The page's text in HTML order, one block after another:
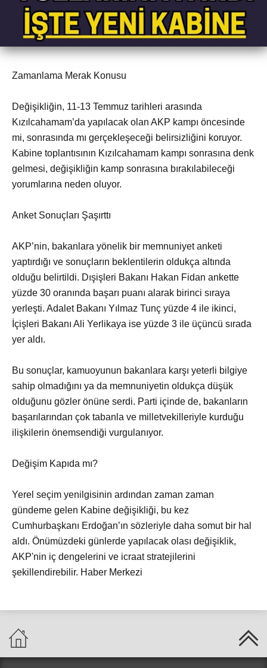
Zamanlama Merak Konusu
Değişikliğin, 11-13 Temmuz tarihleri arasında
Kızılcahamam’da yapılacak olan AKP kampı öncesinde
mi, sonrasında mı gerçekleşeceği belirsizliğini koruyor.
Kabine toplantısının Kızılcahamam kampı sonrasına denk
gelmesi, değişikliğin kamp sonrasına bırakılabileceği
yorumlarına neden oluyor.
Anket Sonuçları Şaşırttı
AKP’nin, bakanlara yönelik bir memnuniyet anketi
yaptırdığı ve sonuçların beklentilerin oldukça altında
olduğu belirtildi. Dışişleri Bakanı Hakan Fidan ankette
yüzde 30 oranında başarı puanı alarak birinci sıraya
yerleşti. Adalet Bakanı Yılmaz Tunç yüzde 4 ile ikinci,
İçişleri Bakanı Ali Yerlikaya ise yüzde 3 ile üçüncü sırada
yer aldı.
Bu sonuçlar, kamuoyunun bakanlara karşı yeterli bilgiye
sahip olmadığını ya da memnuniyetin oldukça düşük
olduğunu gözler önüne serdi. Parti içinde de, bakanların
başarılarından çok tabanla ve milletvekilleriyle kurduğu
ilişkilerin önemsendiği vurgulanıyor.
Değişim Kapıda mı?
Yerel seçim yenilgisinin ardından zaman zaman
gündeme gelen Kabine değişikliği, bu kez
Cumhurbaşkanı Erdoğan’ın sözleriyle daha somut bir hal
aldı. Önümüzdeki günlerde yapılacak olası değişiklik,
AKP'nin iç dengelerini ve icraat stratejilerini
şekillendirebilir. Haber Merkezi